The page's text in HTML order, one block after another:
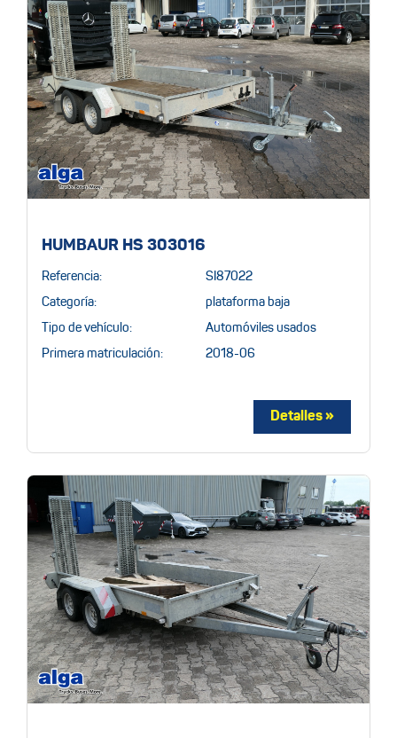
HUMBAUR HS 303016
Referencia: SI87022
Categoría: plataforma baja
Tipo de vehículo: Automóviles usados
Primera matriculación: 2018-06